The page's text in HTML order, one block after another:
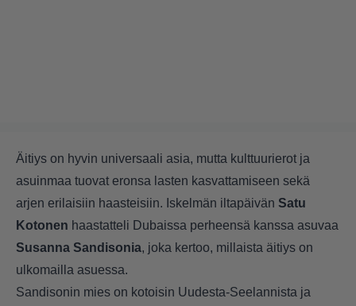
Äitiys on hyvin universaali asia, mutta kulttuurierot ja
asuinmaa tuovat eronsa lasten kasvattamiseen sekä
arjen erilaisiin haasteisiin. Iskelmän iltapäivän Satu
Kotonen haastatteli Dubaissa perheensä kanssa asuvaa
Susanna Sandisonia, joka kertoo, millaista äitiys on
ulkomailla asuessa.
Sandisonin mies on kotoisin Uudesta-Seelannista ja